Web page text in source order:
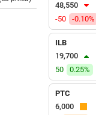
48,550
-50
-0.10%
ILB
19,700
50
0.25%
PTC
6,000